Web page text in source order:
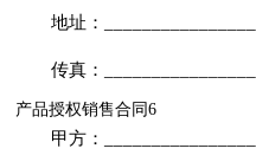
地址：
传真：
产品授权销售合同6
甲方：